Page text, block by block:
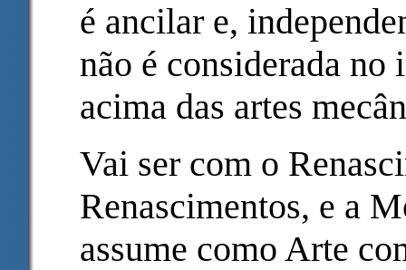
é ancilar e,
não é considerada
acima das artes
Vai ser com o
Renascimentos, e a
assume como Arte